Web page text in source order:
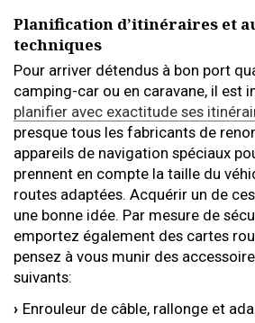
Planification d’itinéraires et
techniques
Pour arriver détendus à bon port
camping-car ou en caravane, il est
planifier avec exactitude ses
presque tous les fabricants de
appareils de navigation spéciaux
prennent en compte la taille du
routes adaptées. Acquérir un de
une bonne idée. Par mesure de
emportez également des cartes
pensez à vous munir des
suivants:
Enrouleur de câble, rallonge et